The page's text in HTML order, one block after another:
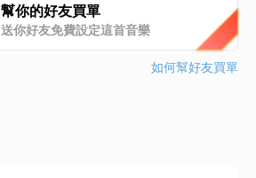
幫你的好友買單
送你好友免費設定這首音樂
如何幫好友買單